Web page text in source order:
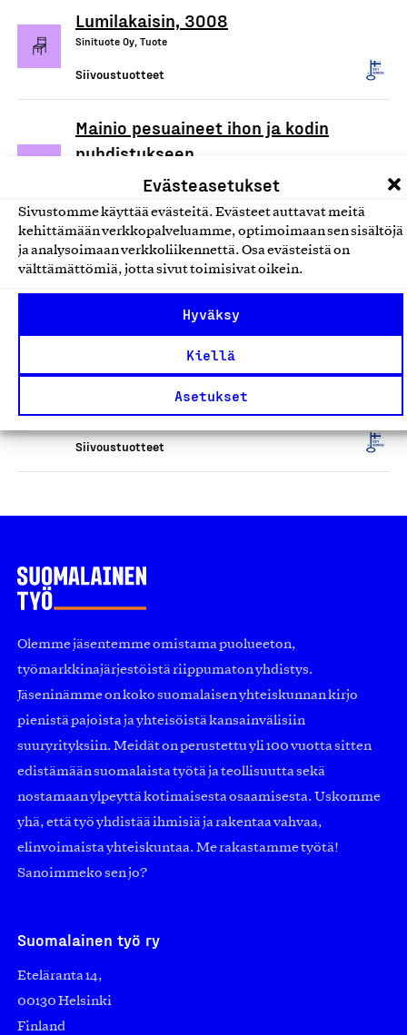
Evästeasetukset
Sivustomme käyttää evästeitä. Evästeet auttavat meitä
kehittämään verkkopalveluamme, optimoimaan sen sisältöjä
ja analysoimaan verkkoliikennettä. Osa evästeistä on
välttämättömiä, jotta sivut toimisivat oikein.
Hyväksy
Kiellä
Asetukset
Lumilakaisin, 3008
Sinituote Oy, Tuote
Siivoustuotteet
Mainio pesuaineet ihon ja kodin
puhdistukseen
Siivoustuotteet
Ecotex/Devteks kuituliinat
Arkivé Care -tahrasaippua
Arkivé Academy Oy, Tuote
Siivoustuotteet
Olemme jäsentemme omistama puolueeton,
työmarkkinajärjestöistä riippumaton yhdistys.
Jäseninämme on koko suomalaisen yhteiskunnan kirjo
pienistä pajoista ja yhteisöistä kansainvälisiin
suuryrityksiin. Meidät on perustettu yli 100 vuotta sitten
edistämään suomalaista työtä ja teollisuutta sekä
nostamaan ylpeyttä kotimaisesta osaamisesta. Uskomme
yhä, että työ yhdistää ihmisiä ja rakentaa vahvaa,
elinvoimaista yhteiskuntaa. Me rakastamme työtä!
Sanoimmeko sen jo?
Suomalainen työ ry
Eteläranta 14,
00130 Helsinki
Finland